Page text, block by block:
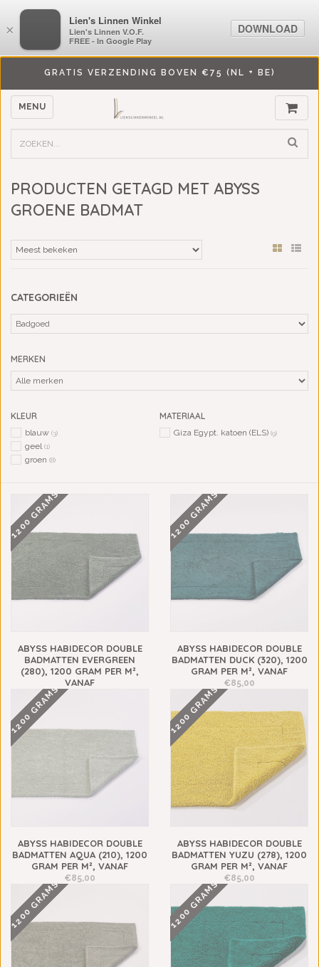
GRATIS VERZENDING BOVEN €75 (NL + BE)
MENU
PRODUCTEN GETAGD MET ABYSS
GROENE BADMAT
CATEGORIEËN
MERKEN
KLEUR
blauw (3)
geel(1)
groen (8)
MATERIAAL
Giza Egypt. katoen (ELS) (9)
1200 GRAMS
ABYSS HABIDECOR DOUBLE
BADMATTEN EVERGREEN
(280), 1200 GRAM PER M²,
VANAF
€85,00
1200 GRAMS
ABYSS HABIDECOR DOUBLE
BADMATTEN DUCK (320), 1200
GRAM PER M², VANAF
€85,00
1200 GRAMS
ABYSS HABIDECOR DOUBLE
BADMATTEN AQUA (210), 1200
GRAM PER M², VANAF
€85,00
1200 GRAMS
ABYSS HABIDECOR DOUBLE
BADMATTEN YUZU (278), 1200
GRAM PER M², VANAF
€85,00
1200 GRAMS 1200 GRAMS
×
LiensLinnenwinkel.nl
Lien's Linnen V.O.F.
FREE - In Google Play
DOWNLOAD
×
Lien's Linnen Winkel
Lien's Linnen V.O.F.
FREE - In Google Play
DOWNLOAD